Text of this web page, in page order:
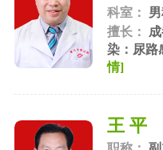
科室：
擅长：
染：尿路
情]
王 平